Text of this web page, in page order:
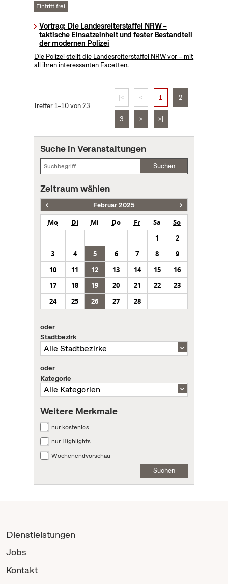
Eintritt frei
Vortrag: Die Landesreiterstaffel NRW –
taktische Einsatzeinheit und fester Bestandteil
der modernen Polizei
Die Polizei stellt die Landesreiterstaffel NRW vor – mit
all ihren interessanten Facetten.
Treffer 1–10 von 23
|< < 1 2
3 > >|
Suche in Veranstaltungen
Suchen
Zeitraum wählen
Februar 2025
Mo Di Mi Do Fr Sa
So
1
2
3
4 5 6 7 8
9
10
11 12 13 14 15
16
17
18 19 20 21 22
23
24
25 26 27 28
oder
Stadtbezirk
oder
Kategorie
Weitere Merkmale
nur kostenlos
nur Highlights
Wochenendvorschau
Suchen
Dienstleistungen
Jobs
Kontakt